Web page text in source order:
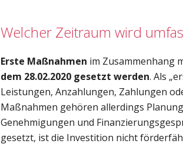
Welcher Zeitraum wird
Erste Maßnahmen im Zusammenhang
dem 28.02.2020 gesetzt werden. Als
Leistungen, Anzahlungen, Zahlungen
Maßnahmen gehören allerdings
Genehmigungen und
gesetzt, ist die Investition nicht